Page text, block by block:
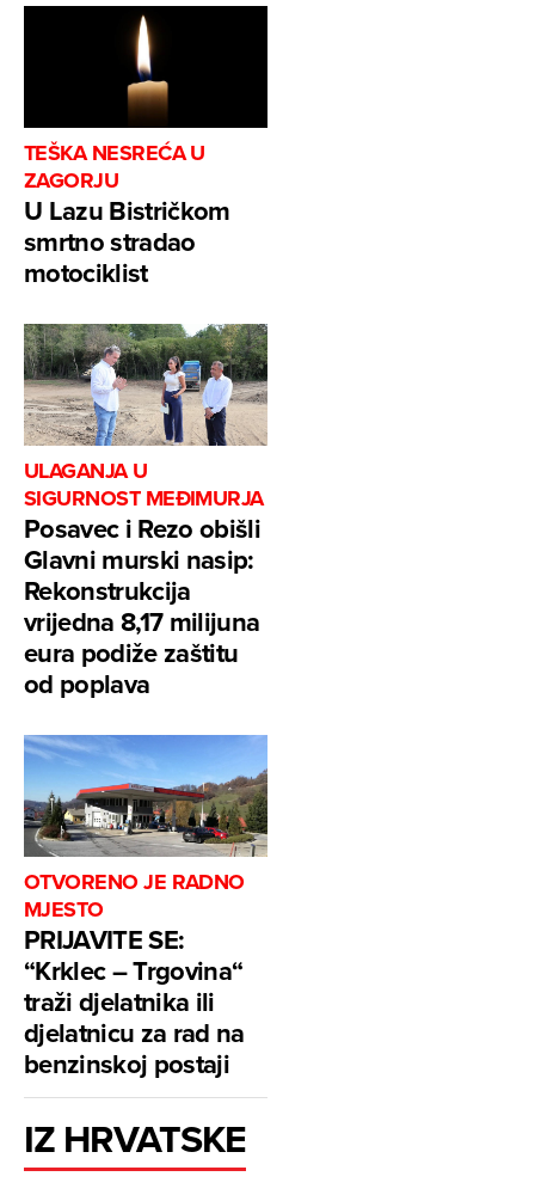
TEŠKA NESREĆA U
ZAGORJU
U Lazu Bistričkom
smrtno stradao
motociklist
ULAGANJA U
SIGURNOST MEĐIMURJA
Posavec i Rezo obišli
Glavni murski nasip:
Rekonstrukcija
vrijedna 8,17 milijuna
eura podiže zaštitu
od poplava
OTVORENO JE RADNO
MJESTO
PRIJAVITE SE:
“Krklec – Trgovina“
traži djelatnika ili
djelatnicu za rad na
benzinskoj postaji
IZ HRVATSKE